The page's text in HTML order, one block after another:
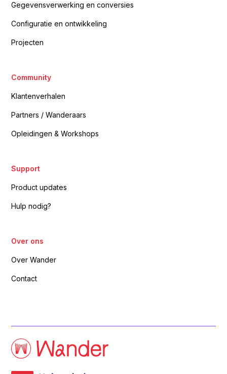
Gegevensverwerking en conversies
Configuratie en ontwikkeling
Projecten
Community
Klantenverhalen
Partners / Wanderaars
Opleidingen & Workshops
Support
Product updates
Hulp nodig?
Over ons
Over Wander
Contact